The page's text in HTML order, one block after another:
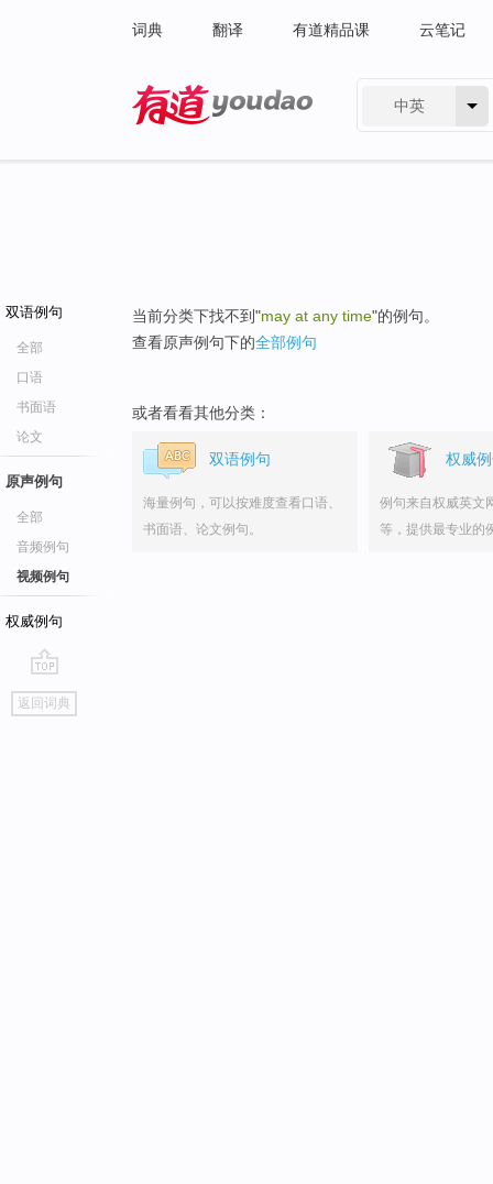
词典 翻译 有道精品课 云笔记
中英
双语例句
全部
口语
书面语
论文
原声例句
全部
音频例句
视频例句
权威例句
go
top
返回词典
当前分类下找不到"may at any time"的例句。
查看原声例句下的全部例句
或者看看其他分类：
双语例句
海量例句，可以按难度查看口语、
书面语、论文例句。
权威
例句来自权威英文
等，提供最专业的